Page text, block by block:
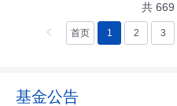
共 669
首页 1 2 3
基金公告